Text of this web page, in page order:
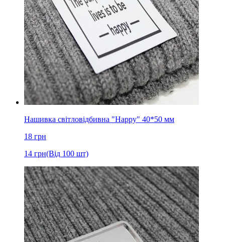
Нашивка світловідбивна "Happy" 40*50 мм
18 грн
14 грн(Від 100 шт)